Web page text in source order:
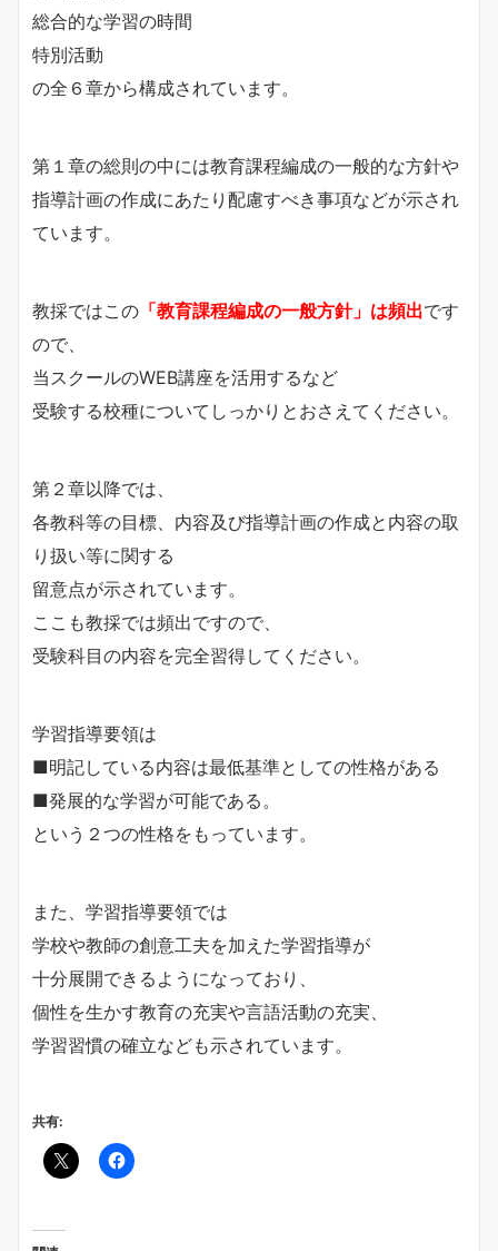
総合的な学習の時間
特別活動
の全６章から構成されています。
第１章の総則の中には教育課程編成の一般的な方針や
指導計画の作成にあたり配慮すべき事項などが示され
ています。
教採ではこの 「教育課程編成の一般方針」は頻出です
ので、
当スクールのWEB講座を活用するなど
受験する校種についてしっかりとおさえてください。
第２章以降では、
各教科等の目標、内容及び指導計画の作成と内容の取
り扱い等に関する
留意点が示されています。
ここも教採では頻出ですので、
受験科目の内容を完全習得してください。
学習指導要領は
■明記している内容は最低基準としての性格がある
■発展的な学習が可能である。
という２つの性格をもっています。
また、学習指導要領では
学校や教師の創意工夫を加えた学習指導が
十分展開できるようになっており、
個性を生かす教育の充実や言語活動の充実、
学習習慣の確立なども示されています。
共有: